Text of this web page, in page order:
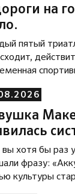
на
пятый
вы хотя бы раз
фразу:
культуры